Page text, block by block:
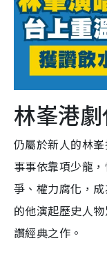
林峯港
仍屬於新人的林
事事依靠項少龍
爭、權力腐化，
的他演起歷史人
讚經典之作。